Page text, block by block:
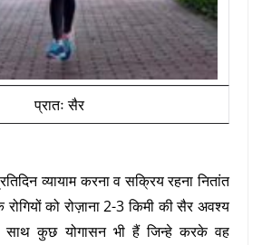
प्रातः सैर
व्यायाम करना व सक्रिय रहना नितांत
को रोज़ाना 2-3 किमी की सैर अवश्य
साथ कुछ योगासन भी हैं जिन्हे करके वह